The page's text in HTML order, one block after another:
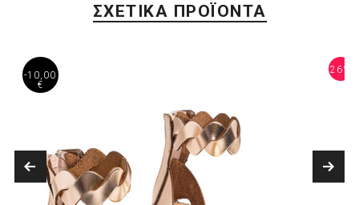
ΣΧΕΤΙΚΑ ΠΡΟΪΟΝΤΑ
26%
-10,00
€